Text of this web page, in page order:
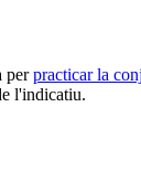
perpracticar la
l'indicatiu.